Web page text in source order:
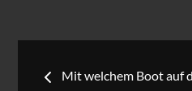
Mit welchem Boot auf